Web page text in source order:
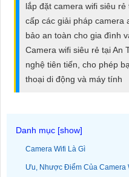
PHỤ
KIỆN
VẤN
lắp đặt camera wifi siêu
cấp các giải pháp camera
bảo an toàn cho gia đình
Camera wifi siêu rẻ tại An
nghệ tiên tiến, cho phép
thoại di động và máy tính
Camera Wifi Là Gì
Ưu, Nhược Điểm Của Camera